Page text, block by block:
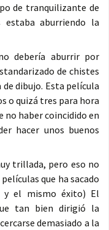
de tranquilizante de
aburriendo la
debería aburrir por
de chistes
dibujo. Esta película
o quizá tres para hora
no haber coincidido en
hacer unos buenos
trillada, pero eso no
que ha sacado
y el mismo éxito) El
tan bien dirigió la
demasiado a la